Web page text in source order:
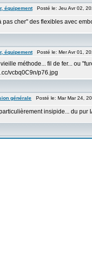
équipementPosté le: Jeu Avr 02,
pas cher" des flexibles avec
équipementPosté le: Mer Avr 01,
méthode... fil de fer... ou
vcbq0C9n/p76.jpg
générale Posté le: Mar Mar 24,
insipide... du pur